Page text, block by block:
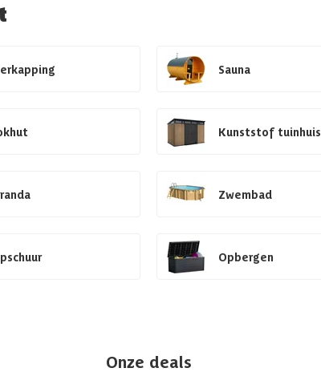
Sauna
Kunststof tuinhuis
Zwembad
Opbergen
Onze deals